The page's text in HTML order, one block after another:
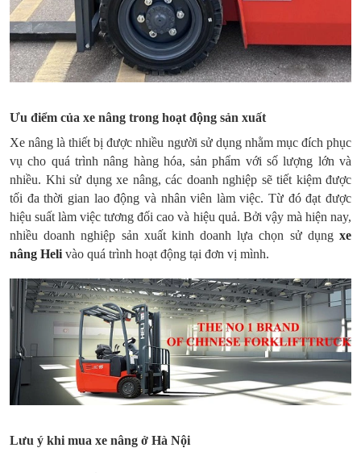
Ưu điểm của xe nâng trong hoạt động sản xuất
Xe nâng là thiết bị được nhiều người sử dụng nhằm mục đích phục
vụ cho quá trình nâng hàng hóa, sản phẩm với số lượng lớn và
nhiều. Khi sử dụng xe nâng, các doanh nghiệp sẽ tiết kiệm được
tối đa thời gian lao động và nhân viên làm việc. Từ đó đạt được
hiệu suất làm việc tương đối cao và hiệu quả. Bởi vậy mà hiện nay,
nhiều doanh nghiệp sản xuất kinh doanh lựa chọn sử dụng xe
nâng Heli vào quá trình hoạt động tại đơn vị mình.
Lưu ý khi mua xe nâng ở Hà Nội